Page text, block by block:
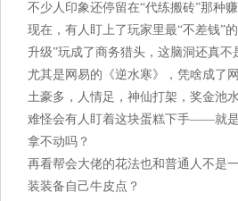
不少人印象还停留在“代练搬砖”那种
现在，有人盯上了玩家里最“不差钱”
升级”玩成了商务猎头，这脑洞还真不
尤其是网易的《逆水寒》，凭啥成了
土豪多，人情足，神仙打架，奖金池
难怪会有人盯着这块蛋糕下手——就
拿不动吗？
再看帮会大佬的花法也和普通人不是一
装装备自己牛皮点？